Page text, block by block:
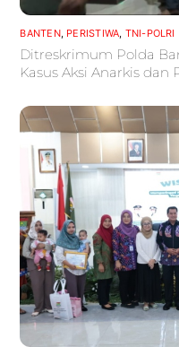
BANTEN, PERISTIWA TNI-POLRI
Ditreskrimum Polda
Kasus Aksi Anarkis